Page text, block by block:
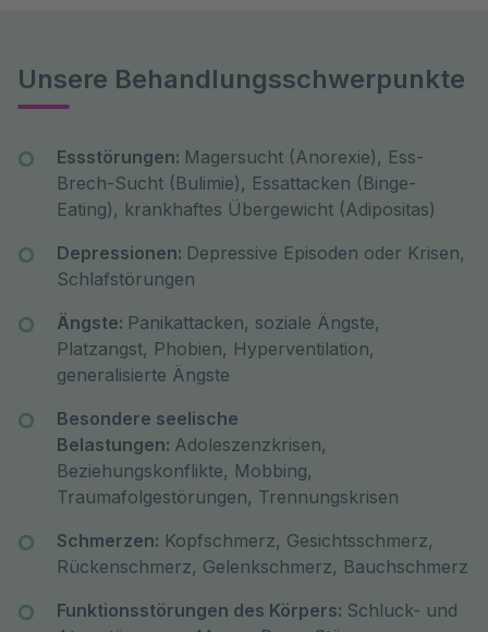
Unsere Behandlungsschwerpunkte
Essstörungen: Magersucht (Anorexie), Ess-
Brech-Sucht (Bulimie), Essattacken (Binge-
Eating), krankhaftes Übergewicht (Adipositas)
Depressionen: Depressive Episoden oder Krisen,
Schlafstörungen
Ängste: Panikattacken, soziale Ängste,
Platzangst, Phobien, Hyperventilation,
generalisierte Ängste
Besondere seelische
Belastungen: Adoleszenzkrisen,
Beziehungskonflikte, Mobbing,
Traumafolgestörungen, Trennungskrisen
Schmerzen: Kopfschmerz, Gesichtsschmerz,
Rückenschmerz, Gelenkschmerz, Bauchschmerz
Funktionsstörungen des Körpers: Schluck- und